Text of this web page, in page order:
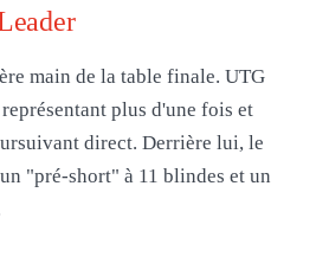
main de la table finale. UTG
plus d'une fois et
direct. Derrière lui, le
"pré-short" à 11 blindes et un